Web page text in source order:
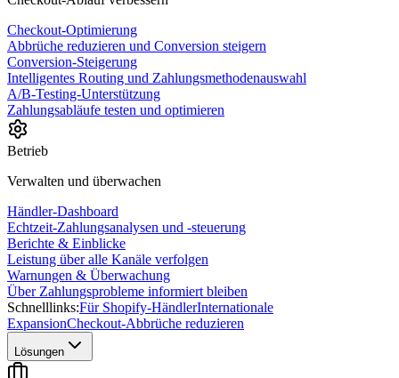
Checkout-Optimierung
Abbrüche reduzieren und Conversion steigern
Conversion-Steigerung
Intelligentes Routing und Zahlungsmethodenauswahl
A/B-Testing-Unterstützung
Zahlungsabläufe testen und optimieren
Betrieb
Verwalten und überwachen
Händler-Dashboard
Echtzeit-Zahlungsanalysen und -steuerung
Berichte & Einblicke
Leistung über alle Kanäle verfolgen
Warnungen & Überwachung
Über Zahlungsprobleme informiert bleiben
Schnelllinks:Für Shopify-HändlerInternationale
ExpansionCheckout-Abbrüche reduzieren
Lösungen